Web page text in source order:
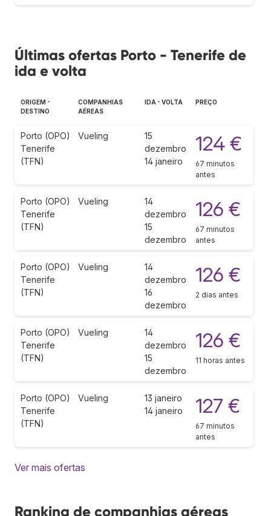
Últimas ofertas Porto - Tenerife de
ida e volta
ORIGEM -
DESTINO
COMPANHIAS
AÉREAS
IDA - VOLTA PREÇO
Porto (OPO)
Tenerife
(TFN)
Vueling
15
dezembro
14 janeiro
124 €
67 minutos
antes
Porto (OPO)
Tenerife
(TFN)
Vueling
14
dezembro
15
dezembro
126 €
67 minutos
antes
Porto (OPO)
Tenerife
(TFN)
Vueling
14
dezembro
16
dezembro
126 €
2 dias antes
Porto (OPO)
Tenerife
(TFN)
Vueling
14
dezembro
15
dezembro
126 €
11 horas antes
Porto (OPO)
Tenerife
(TFN)
Vueling
13 janeiro
14 janeiro
127 €
67 minutos
antes
Ver mais ofertas
Ranking de companhias aéreas